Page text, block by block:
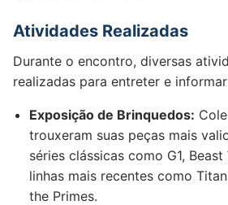
Atividades Realizadas
Durante o encontro, diversas
realizadas para entreter e
Exposição de Brinquedos:
trouxeram suas peças mais
séries clássicas como G1,
linhas mais recentes como
the Primes.